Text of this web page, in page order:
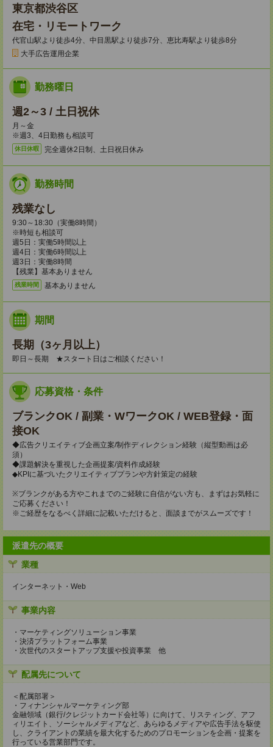
東京都渋谷区
在宅・リモートワーク
代官山駅より徒歩4分、中目黒駅より徒歩7分、恵比寿駅より徒歩8分
大手広告運用企業
勤務曜日
週2～3 / 土日祝休
月～金
※週3、4日勤務も相談可
休日休暇 完全週休2日制、土日祝日休み
勤務時間
残業なし
9:30～18:30（実働8時間）
※時短も相談可
週5日：実働5時間以上
週4日：実働6時間以上
週3日：実働8時間
【残業】基本ありません
残業時間 基本ありません
期間
長期（3ヶ月以上）
即日～長期 ★スタート日はご相談ください！
応募資格・条件
ブランクOK / 副業・WワークOK / WEB登録・面
接OK
◆広告クリエイティブ企画立案/制作ディレクション経験（縦型動画は必
須）
◆課題解決を重視した企画提案/資料作成経験
◆KPIに基づいたクリエイティブプランや方針策定の経験
※ブランクがある方やこれまでのご経験に自信がない方も、まずはお気軽に
ご応募ください！
※ご経歴をなるべく詳細に記載いただけると、面談までがスムーズです！
派遣先の概要
業種
インターネット・Web
事業内容
・マーケティングソリューション事業
・決済プラットフォーム事業
・次世代のスタートアップ支援や投資事業 他
配属先について
＜配属部署＞
・フィナンシャルマーケティング部
金融領域（銀行/クレジットカード会社等）に向けて、リスティング、アフ
ィリエイト、ソーシャルメディアなど、あらゆるメディアや広告手法を駆使
し、クライアントの業績を最大化するためのプロモーションを企画・提案を
行っている営業部門です。